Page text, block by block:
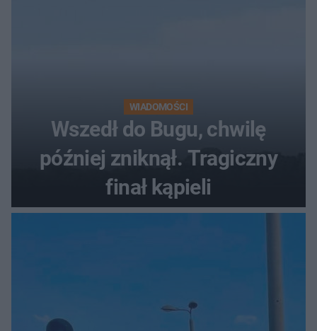
WIADOMOŚCI
Wszedł do Bugu, chwilę
później zniknął. Tragiczny
finał kąpieli